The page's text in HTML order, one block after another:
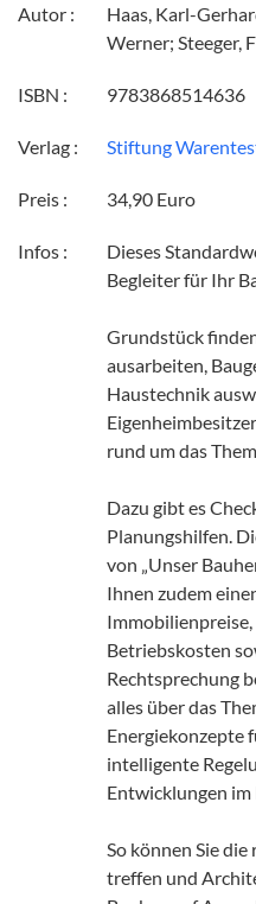
Autor :
Haas, Karl-
Werner; Steeger,
ISBN : 9783868514636
Verlag : Stiftung
Preis : 34,90 Euro
Infos :
Dieses
Begleiter für Ihr
Grundstück
ausarbeiten,
Haustechnik
rund um das
Dazu gibt es
Planungshilfen.
von „Unser
Ihnen zudem
Betriebskosten
Rechtsprechung
alles über das
Energiekonzepte
intelligente
Entwicklungen im
So können Sie
treffen und